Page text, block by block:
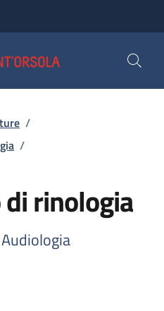
/
/
rinologia